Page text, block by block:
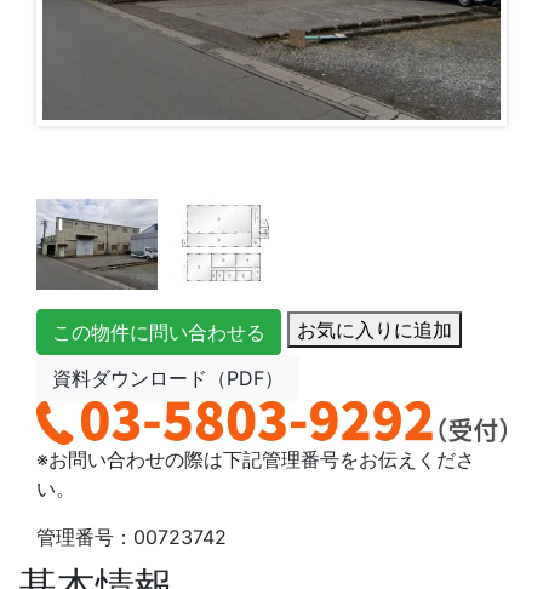
この物件に問い合わせる
お気に入りに追加
資料ダウンロード（PDF）
※お問い合わせの際は下記管理番号をお伝えくださ
い。
管理番号：00723742